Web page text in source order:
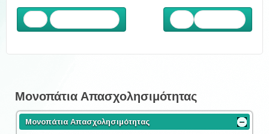
Μονοπάτια Απασχολησιμότητας
Μονοπάτια Απασχολησιμότητας